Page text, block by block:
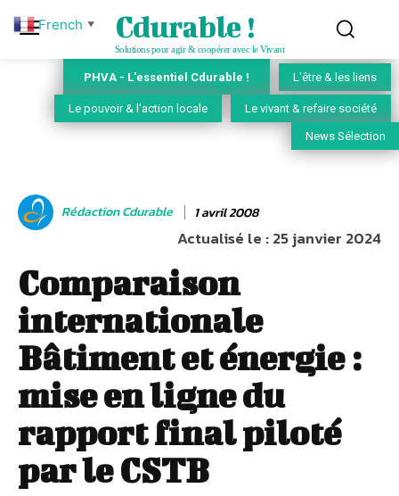
Cdurable !
Solutions pour agir & coopérer avec le Vivant
PHVA - L'essentiel Cdurable ! L'être & les liens
Le pouvoir & l'action locale Le vivant & refaire société
News Sélection
Rédaction Cdurable 1 avril 2008
Actualisé le :25 janvier 2024
Comparaison
internationale
Bâtiment et énergie :
mise en ligne du
rapport final piloté
par le CSTB
French ▼